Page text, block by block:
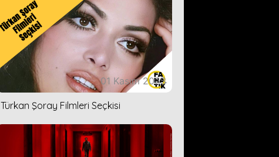
01 Kasım 2023
Türkan Şoray Filmleri Seçkisi